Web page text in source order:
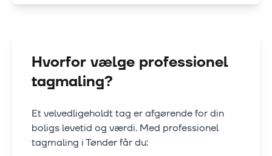
Hvorfor vælge professionel
tagmaling?
Et velvedligeholdt tag er afgørende for din
boligs levetid og værdi. Med professionel
tagmaling iTønderfår du: